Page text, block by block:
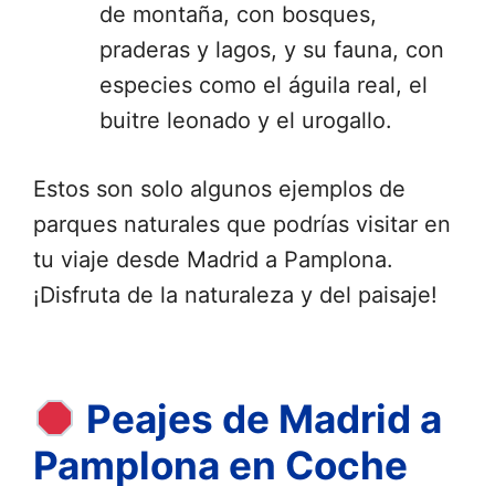
de montaña, con bosques,
praderas y lagos, y su fauna, con
especies como el águila real, el
buitre leonado y el urogallo.
Estos son solo algunos ejemplos de
parques naturales que podrías visitar en
tu viaje desde Madrid a Pamplona.
¡Disfruta de la naturaleza y del paisaje!
Peajes de Madrid a
Pamplona en Coche